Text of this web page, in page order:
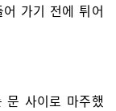
가기 전에 튀어
문 사이로 마주했